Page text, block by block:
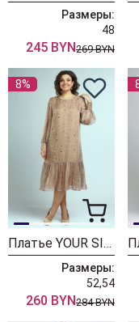
Размеры:
48
245 BYN269 BYN
8%
Платье YOUR SIZE 2250
Размеры:
52,54
260 BYN284 BYN